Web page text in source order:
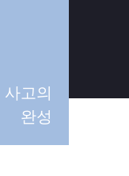
고의
완성